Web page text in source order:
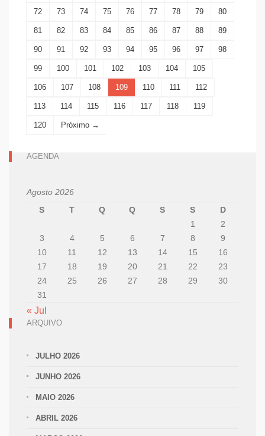
72 73 74 75 76 77 78 79 80
81 82 83 84 85 86 87 88 89
90 91 92 93 94 95 96 97 98
99 100 101 102 103 104 105
106 107 108 109 110 111 112
113 114 115 116 117 118 119
120 Próximo →
AGENDA
Agosto 2026
S
T Q Q S S
D
1
2
3
4 5 6 7 8
9
10
11 12 13 14 15
16
17
18 19 20 21 22
23
24
25 26 27 28 29
30
31
« Jul
ARQUIVO
JULHO 2026
JUNHO 2026
MAIO 2026
ABRIL 2026